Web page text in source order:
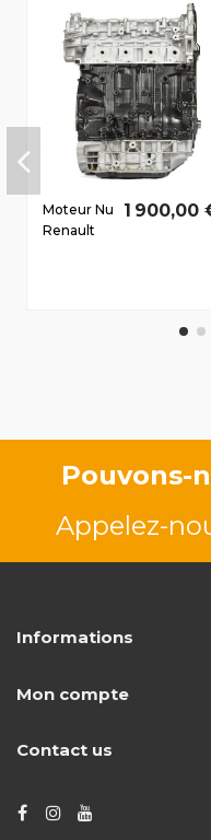
Moteur Nu
Renault
1 900,00
Pouvons-
Appelez-
Informations
Mon compte
Contact us